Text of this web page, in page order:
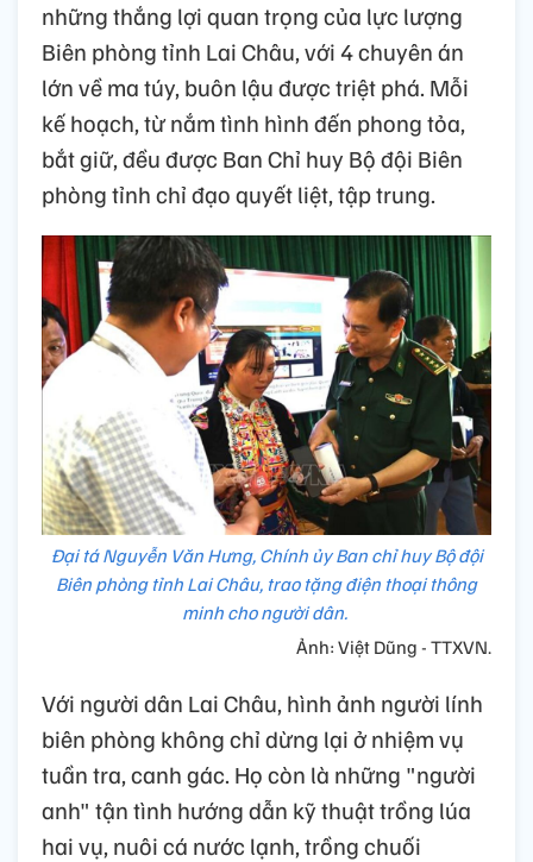
những thắng lợi quan trọng của lực lượng
Biên phòng tỉnh Lai Châu, với 4 chuyên án
lớn về ma túy, buôn lậu được triệt phá. Mỗi
kế hoạch, từ nắm tình hình đến phong tỏa,
bắt giữ, đều được Ban Chỉ huy Bộ đội Biên
phòng tỉnh chỉ đạo quyết liệt, tập trung.
Đại tá Nguyễn Văn Hưng, Chính ủy Ban chỉ huy Bộ đội
Biên phòng tỉnh Lai Châu, trao tặng điện thoại thông
minh cho người dân.
Ảnh: Việt Dũng - TTXVN.
Với người dân Lai Châu, hình ảnh người lính
biên phòng không chỉ dừng lại ở nhiệm vụ
tuần tra, canh gác. Họ còn là những "người
anh" tận tình hướng dẫn kỹ thuật trồng lúa
hai vụ, nuôi cá nước lạnh, trồng chuối